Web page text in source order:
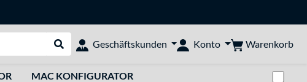
Suche durchführen
Geschäftskunden Konto Warenkorb
MAC KONFIGURATOR